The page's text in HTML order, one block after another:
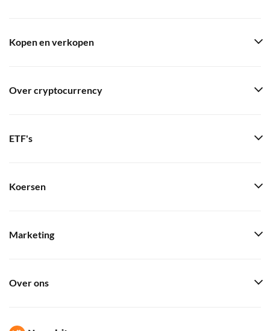
Kopen en verkopen
Over cryptocurrency
ETF's
Koersen
Marketing
Over ons